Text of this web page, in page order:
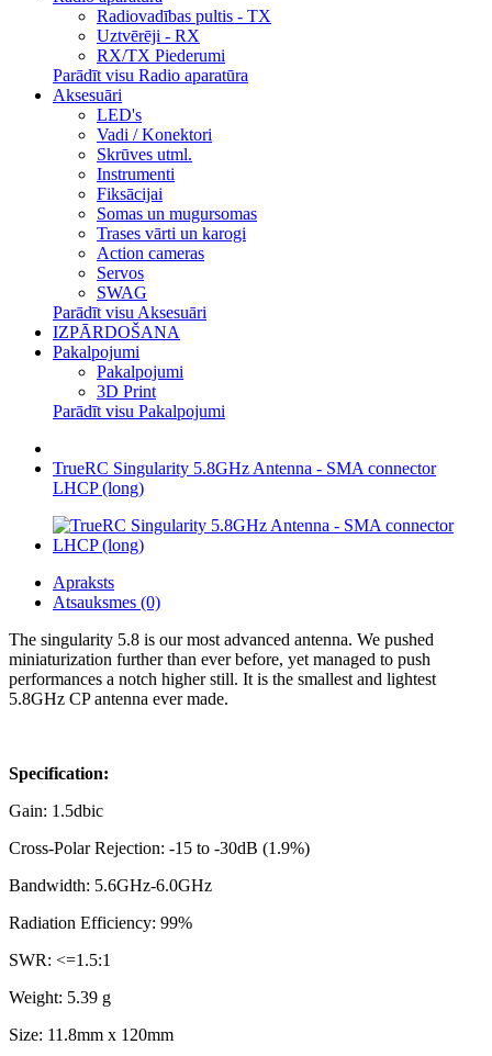
Radiovadības pultis - TX
Uztvērēji - RX
RX/TX Piederumi
Parādīt visu Radio aparatūra
Aksesuāri
LED's
Vadi / Konektori
Skrūves utml.
Instrumenti
Fiksācijai
Somas un mugursomas
Trases vārti un karogi
Action cameras
Servos
SWAG
Parādīt visu Aksesuāri
IZPĀRDOŠANA
Pakalpojumi
Pakalpojumi
3D Print
Parādīt visu Pakalpojumi
TrueRC Singularity 5.8GHz Antenna - SMA connector
LHCP (long)
Apraksts
Atsauksmes (0)
The singularity 5.8 is our most advanced antenna. We pushed
miniaturization further than ever before, yet managed to push
performances a notch higher still. It is the smallest and lightest
5.8GHz CP antenna ever made.
Specification:
Gain: 1.5dbic
Cross-Polar Rejection: -15 to -30dB (1.9%)
Bandwidth: 5.6GHz-6.0GHz
Radiation Efficiency: 99%
SWR: <=1.5:1
Weight: 5.39 g
Size: 11.8mm x 120mm